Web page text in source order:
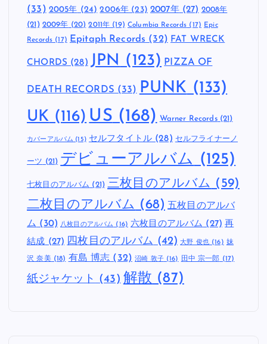
(33) 2005年 (24) 2006年 (23) 2007年(27) 2008年
(21) 2009年 (20) 2011年 (19) Columbia Records (17) Epic
Records (17) Epitaph Records (32) FAT WRECK
CHORDS (28) JPN (123) PIZZA OF
DEATH RECORDS (33) PUNK (133)
UK (116) US (168) Warner Records(21)
カバーアルバム (15) セルフタイトル(28) セルフライナーノ
ーツ (21) デビューアルバム (125)
七枚目のアルバム (21) 三枚目のアルバム (59)
二枚目のアルバム (68) 五枚目のアルバ
ム (30) 八枚目のアルバム (16) 六枚目のアルバム (27) 再
結成 (27) 四枚目のアルバム (42) 大野 俊也(16) 妹
沢 奈美(18) 有島 博志 (32) 沼崎 敦子(16) 田中 宗一郎 (17)
紙ジャケット (43) 解散 (87)